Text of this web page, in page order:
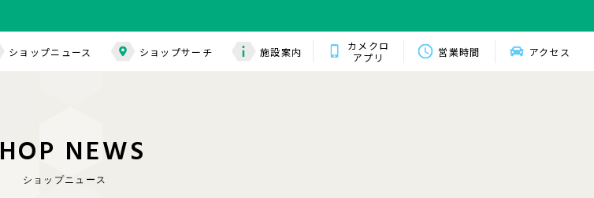
ショップニュース ショップサーチ 施設案内
カメクロ
アプリ
営業時間 アクセス
HOP NEWS
ショップニュース